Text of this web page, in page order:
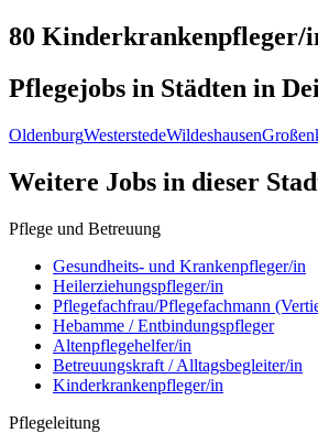
80 Kinderkrankenpfleger/
Pflegejobs in Städten in
OldenburgWesterstedeWildeshausen
Weitere Jobs in dieser
Pflege und Betreuung
Gesundheits- und Krankenpfleger/in
Heilerziehungspfleger/in
Pflegefachfrau/Pflegefachmann
Hebamme / Entbindungspfleger
Altenpflegehelfer/in
Betreuungskraft / Alltagsbegleiter/in
Kinderkrankenpfleger/in
Pflegeleitung